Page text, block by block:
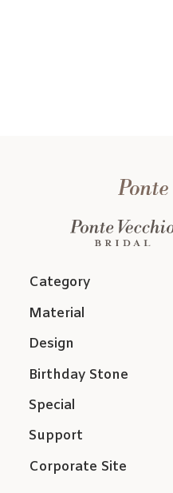
Category
Support
Corporate Site
Material
Design
Birthday Stone
Special